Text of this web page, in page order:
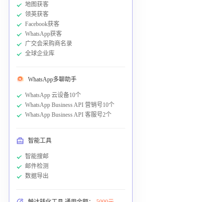
地图获客
领英获客
Facebook获客
WhatsApp获客
广交会采购商名录
全球企业库
WhatsApp多聊助手
WhatsApp 云设备10个
WhatsApp Business API 营销号10个
WhatsApp Business API 客服号2个
智能工具
智能搜邮
邮件检测
数据导出